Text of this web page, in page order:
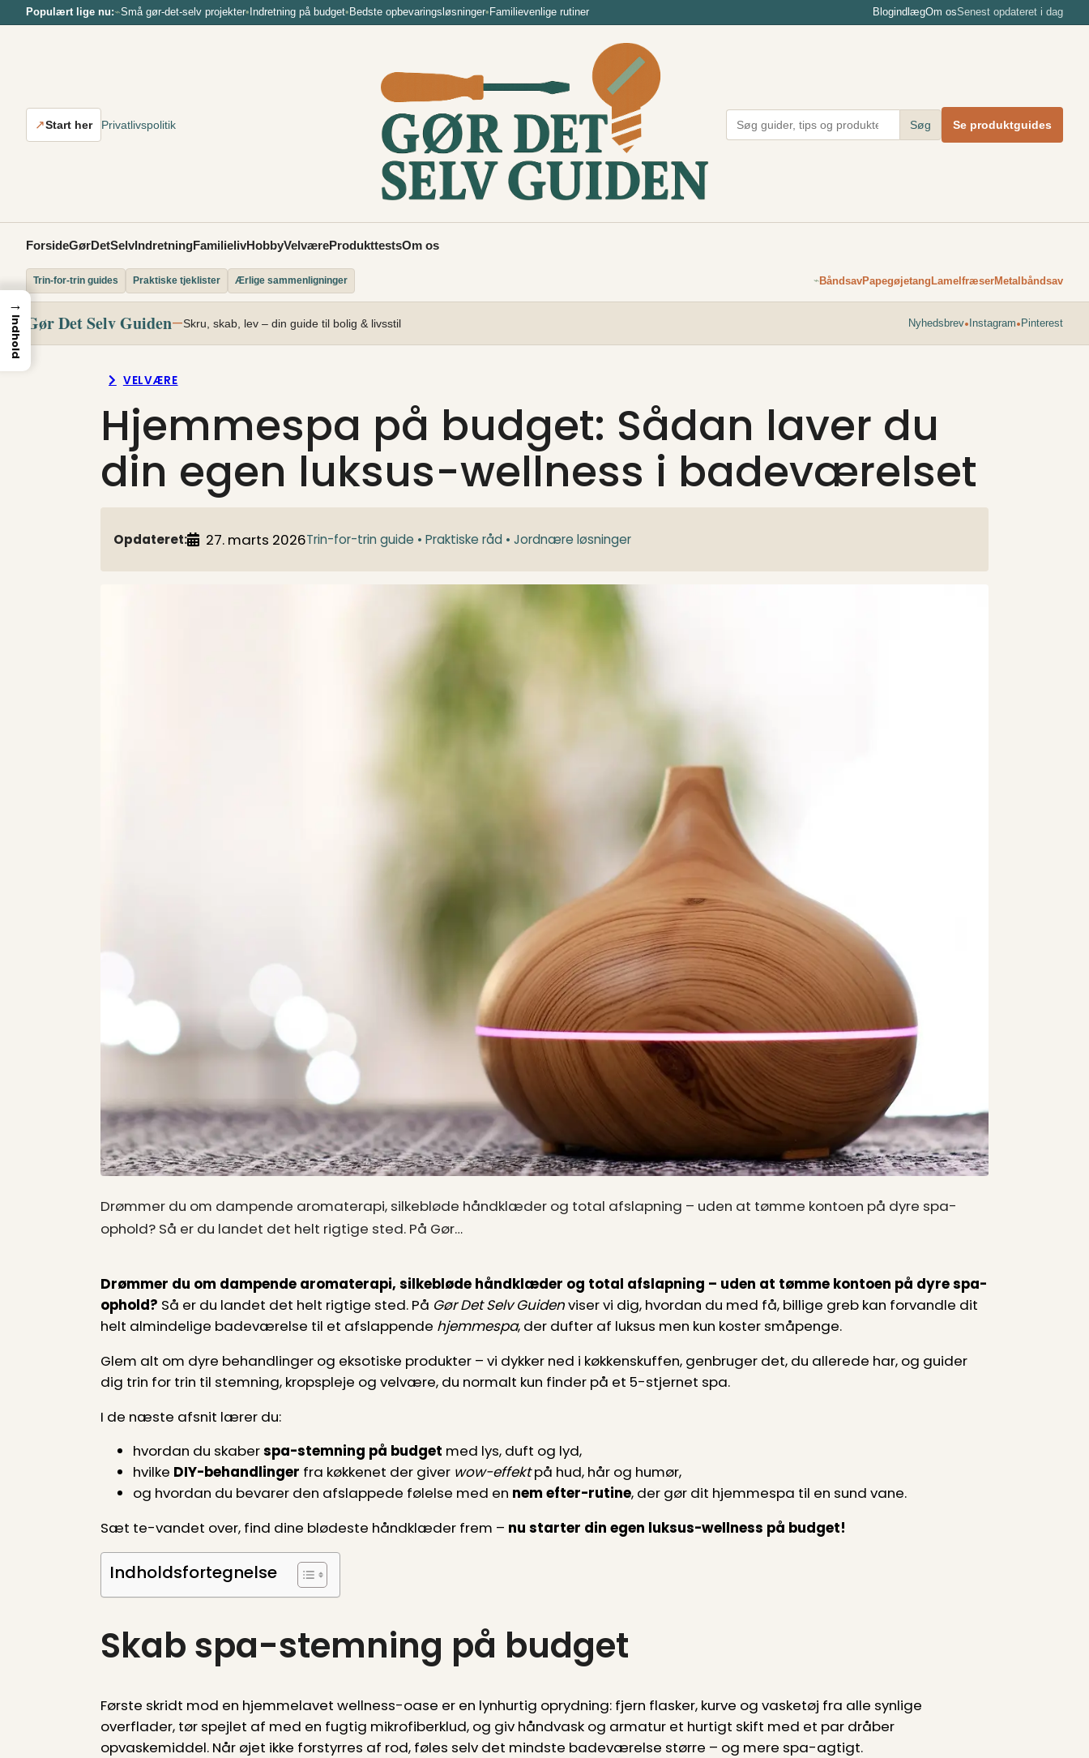
Spring
til
Populært lige nu:⌁Små gør-det-selv projekter• Indretning på budget• Bedste opbevaringsløsninger• Familievenlige rutiner BlogindlægOm osSenest opdateret i dag
↗Start her Privatlivspolitik Søg Se produktguides
ForsideGørDetSelvIndretningFamilielivHobbyVelværeProdukttestsOm os
Trin-for-trin guides Praktiske tjeklister Ærlige sammenligninger ⌁BåndsavPapegøjetang LamelfræserMetalbåndsav
Gør Det Selv Guiden—Skru, skab, lev – din guide til bolig & livsstil Nyhedsbrev• Instagram• Pinterest
VELVÆRE
Hjemmespa på budget: Sådan laver du
din egen luksus-wellness i badeværelset
Opdateret: 27. marts 2026Trin-for-trin guide • Praktiske råd • Jordnære løsninger
Drømmer du om dampende aromaterapi, silkebløde håndklæder og total afslapning – uden at tømme kontoen på dyre spa-
ophold? Så er du landet det helt rigtige sted. På Gør…
Drømmer du om dampende aromaterapi, silkebløde håndklæder og total afslapning – uden at tømme kontoen på dyre spa-
ophold? Så er du landet det helt rigtige sted. På Gør Det Selv Guidenviser vi dig, hvordan du med få, billige greb kan forvandle dit
helt almindelige badeværelse til et afslappende hjemmespa, der dufter af luksus men kun koster småpenge.
Glem alt om dyre behandlinger og eksotiske produkter – vi dykker ned i køkkenskuffen, genbruger det, du allerede har, og guider
dig trin for trin til stemning, kropspleje og velvære, du normalt kun finder på et 5-stjernet spa.
I de næste afsnit lærer du:
hvordan du skaberspa-stemning på budget med lys, duft og lyd,
hvilke DIY-behandlinger fra køkkenet der giver wow-effektpå hud, hår og humør,
og hvordan du bevarer den afslappede følelse med en nem efter-rutine, der gør dit hjemmespa til en sund vane.
Sæt te-vandet over, find dine blødeste håndklæder frem – nu starter din egen luksus-wellness på budget!
Indholdsfortegnelse
Skab spa-stemning på budget
Første skridt mod en hjemmelavet wellness-oase er en lynhurtig oprydning: fjern flasker, kurve og vasketøj fra alle synlige
overflader, tør spejlet af med en fugtig mikrofiberklud, og giv håndvask og armatur et hurtigt skift med et par dråber
opvaskemiddel. Når øjet ikke forstyrres af rod, føles selv det mindste badeværelse større – og mere spa-agtigt.
→
Indhold